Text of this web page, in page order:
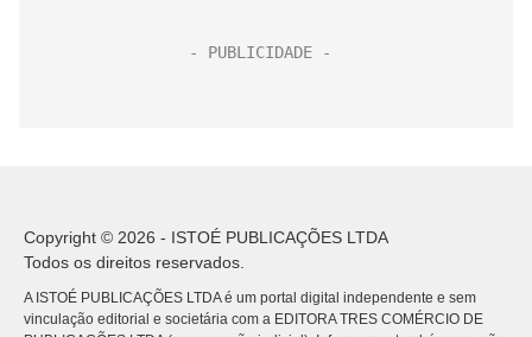
Copyright © 2026 - ISTOÉ PUBLICAÇÕES LTDA
Todos os direitos reservados.
A ISTOÉ PUBLICAÇÕES LTDA é um portal digital independente e sem
vinculação editorial e societária com a EDITORA TRES COMÉRCIO DE